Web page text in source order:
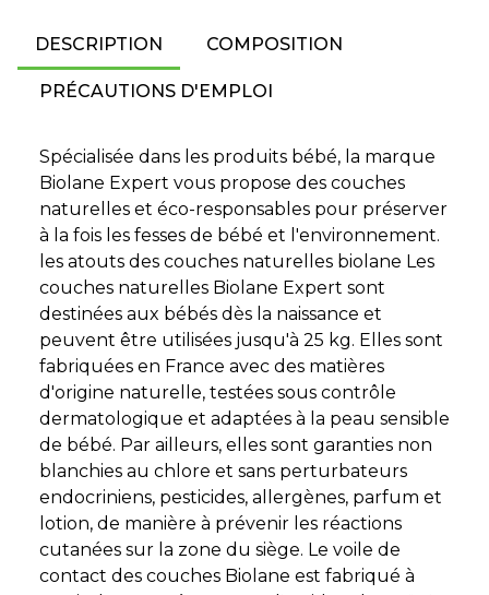
DESCRIPTION COMPOSITION
PRÉCAUTIONS D'EMPLOI
Spécialisée dans les produits bébé, la marque
Biolane Expert vous propose des couches
naturelles et éco-responsables pour préserver
à la fois les fesses de bébé et l'environnement.
les atouts des couches naturelles biolane Les
couches naturelles Biolane Expert sont
destinées aux bébés dès la naissance et
peuvent être utilisées jusqu'à 25 kg. Elles sont
fabriquées en France avec des matières
d'origine naturelle, testées sous contrôle
dermatologique et adaptées à la peau sensible
de bébé. Par ailleurs, elles sont garanties non
blanchies au chlore et sans perturbateurs
endocriniens, pesticides, allergènes, parfum et
lotion, de manière à prévenir les réactions
cutanées sur la zone du siège. Le voile de
contact des couches Biolane est fabriqué à